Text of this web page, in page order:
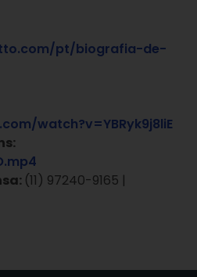
pt/biografia-de-
watch?v=YBRyk9j8liE
(11) 97240-9165 |